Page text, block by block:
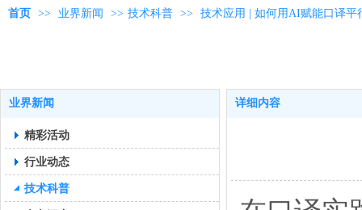
首页 >> 业界新闻 >> 技术科普 >> 技术应用 | 如何用AI赋能口译平
业界新闻
精彩活动
行业动态
技术科普
详细内容